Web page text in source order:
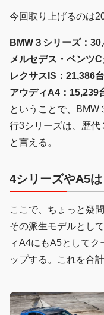
今回取り上げるのは
BMW３シリーズ：
メルセデス・ベンツ
レクサスIS：21,386台
アウディA4：15,239
ということで、BMW
行3シリーズは、歴
と言える。
4シリーズやA5
ここで、ちょっと疑
その派生モデルとし
ィA4にもA5として
ップする。これを合